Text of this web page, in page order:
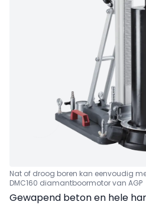
Nat of droog boren kan eenvoudig
DMC160 diamantboormotor van AGP
Gewapend beton en hele